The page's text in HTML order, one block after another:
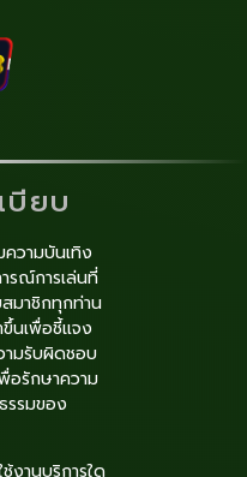
บียบ
วามบันเทิง
รณ์การเล่นที่
มาชิกทุกท่าน
ขึ้นเพื่อชี้แจง
ามรับผิดชอบ
อรักษาความ
รรมของ
งานบริการใด